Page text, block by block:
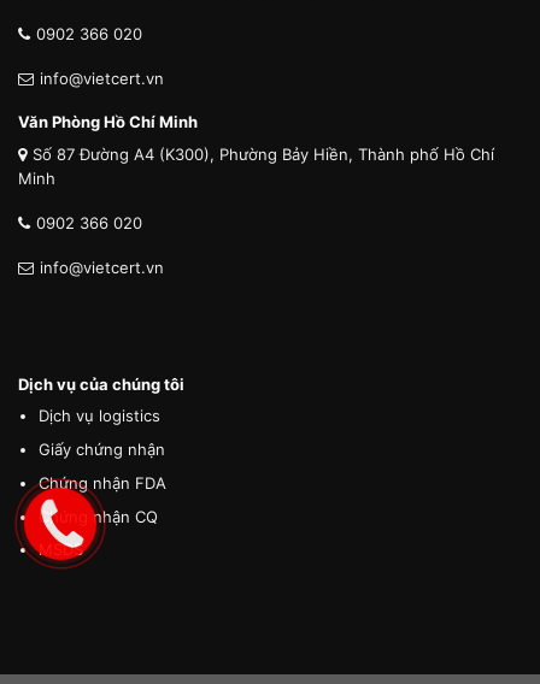
0902 366 020
info@vietcert.vn
Văn Phòng Hồ Chí Minh
Số 87 Đường A4 (K300), Phường Bảy Hiền, Thành phố Hồ Chí
Minh
0902 366 020
info@vietcert.vn
Dịch vụ của chúng tôi
Dịch vụ logistics
Giấy chứng nhận
Chứng nhận FDA
Chứng nhận CQ
MSDS